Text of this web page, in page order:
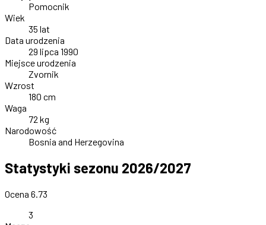
Pomocnik
Wiek
35 lat
Data urodzenia
29 lipca 1990
Miejsce urodzenia
Zvornik
Wzrost
180 cm
Waga
72 kg
Narodowość
Bosnia and Herzegovina
Statystyki sezonu 2026/2027
Ocena 6.73
3